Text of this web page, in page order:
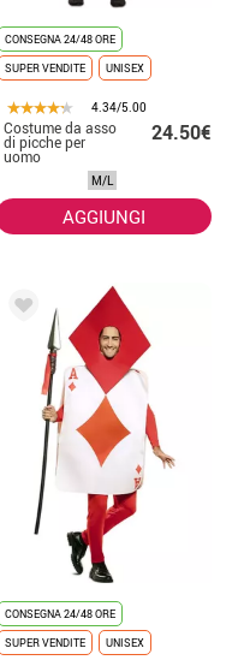
CONSEGNA 24/48 ORE
SUPER VENDITE
UNISEX
4.34/5.00
Costume da asso
di picche per
uomo
24.50€
M/L
AGGIUNGI
CONSEGNA 24/48 ORE
SUPER VENDITE
UNISEX